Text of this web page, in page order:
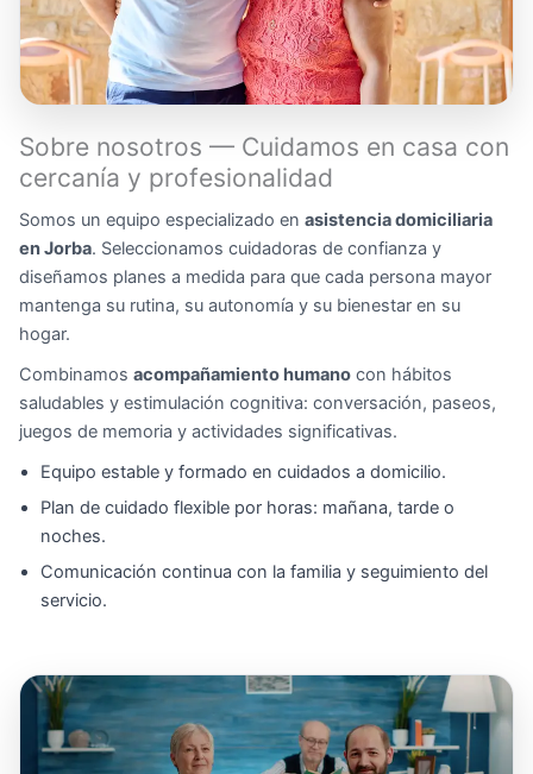
Sobre nosotros — Cuidamos en casa con
cercanía y profesionalidad
Somos un equipo especializado en asistencia domiciliaria
en Jorba. Seleccionamos cuidadoras de confianza y
diseñamos planes a medida para que cada persona mayor
mantenga su rutina, su autonomía y su bienestar en su
hogar.
Combinamos acompañamiento humano con hábitos
saludables y estimulación cognitiva: conversación, paseos,
juegos de memoria y actividades significativas.
Equipo estable y formado en cuidados a domicilio.
Plan de cuidado flexible por horas: mañana, tarde o
noches.
Comunicación continua con la familia y seguimiento del
servicio.